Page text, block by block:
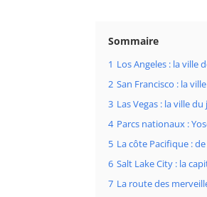
Sommaire
1 Los Angeles : la ville
2 San Francisco : la
3 Las Vegas : la ville
4 Parcs nationaux :
5 La côte Pacifique :
6 Salt Lake City : la
7 La route des